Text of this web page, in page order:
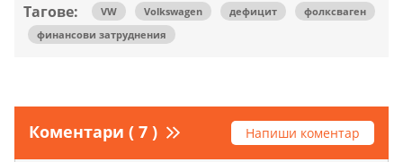
Тагове: VW Volkswagen дефицит
фолксваген
финансови затруднения
Коментари ( 7 ) Напиши коментар